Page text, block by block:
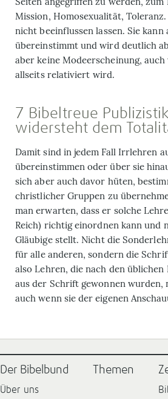
Mission, Homosexualität,
nicht beeinflussen lassen. Sie
übereinstimmt und wird deutlich
aber keine Modeerscheinung,
allseits relativiert wird.
7 Bibeltreue
widersteht dem
Damit sind in jedem Fall Irrlehren
übereinstimmen oder über sie
sich aber auch davor hüten,
christlicher Gruppen zu
man erwarten, dass er solche
Reich) richtig einordnen kann und
Gläubige stellt. Nicht die
für alle anderen, sondern die
also Lehren, die nach den
aus der Schrift gewonnen wurden,
auch wenn sie der eigenen
Der Bibelbund
Über uns
Themen